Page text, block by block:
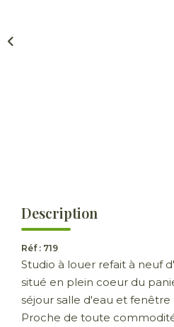
Description
Réf : 719
Studio à louer refait à neuf
situé en plein coeur du
séjour salle d'eau et fenêtre
Proche de toute